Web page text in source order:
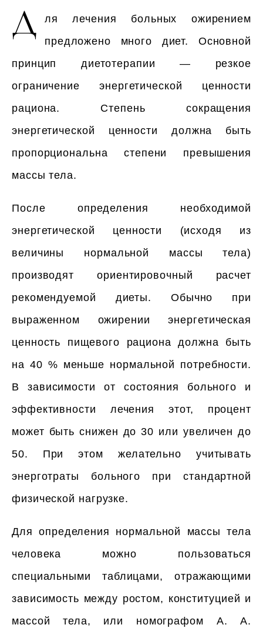
Д
ля лечения больных ожирением
предложено много диет. Основной
принцип диетотерапии — резкое
ограничение энергетической ценности
рациона. Степень сокращения
энергетической ценности должна быть
пропорциональна степени превышения
массы тела.
После определения необходимой
энергетической ценности (исходя из
величины нормальной массы тела)
производят ориентировочный расчет
рекомендуемой диеты. Обычно при
выраженном ожирении энергетическая
ценность пищевого рациона должна быть
на 40 % меньше нормальной потребности.
В зависимости от состояния больного и
эффективности лечения этот, процент
может быть снижен до 30 или увеличен до
50. При этом желательно учитывать
энерготраты больного при стандартной
физической нагрузке.
Для определения нормальной массы тела
человека можно пользоваться
специальными таблицами, отражающими
зависимость между ростом, конституцией и
массой тела, или номографом А. А.